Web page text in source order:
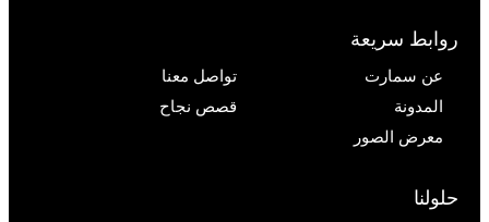
روابط سريعة
عن سمارت
تواصل معنا
المدونة
قصص نجاح
معرض الصور
حلولنا